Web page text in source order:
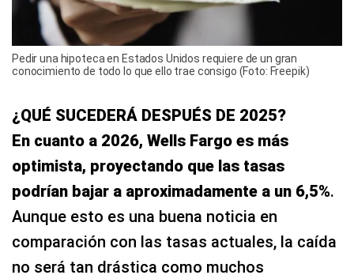
Pedir una hipoteca en Estados Unidos requiere de un gran
conocimiento de todo lo que ello trae consigo (Foto: Freepik)
¿QUÉ SUCEDERÁ DESPUÉS DE 2025?
En cuanto a 2026, Wells Fargo es más
optimista, proyectando que las tasas
podrían bajar a aproximadamente a un 6,5%.
Aunque esto es una buena noticia en
comparación con las tasas actuales, la caída
no será tan drástica como muchos